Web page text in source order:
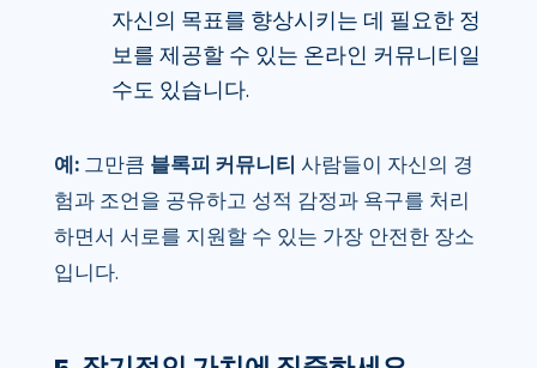
자신의 목표를 향상시키는 데 필요한 정
보를 제공할 수 있는 온라인 커뮤니티일
수도 있습니다.
예:그만큼 블록피 커뮤니티 사람들이 자신의 경
험과 조언을 공유하고 성적 감정과 욕구를 처리
하면서 서로를 지원할 수 있는 가장 안전한 장소
입니다.